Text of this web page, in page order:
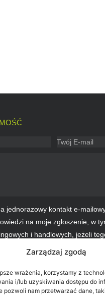
Zarządzaj zgodą
wrażenia, korzystamy z
i/lub uzyskiwania dostępu do
pozwoli nam przetwarzać dane,
jednorazowy kontakt e-
na moje zgłoszenie, w
i handlowych, jeżeli
danych jest Łącki